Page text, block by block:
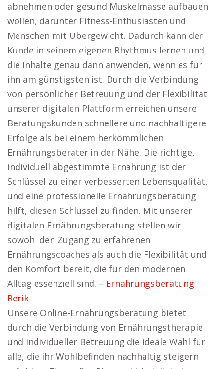
abnehmen oder gesund Muskelmasse aufbauen
wollen, darunter Fitness-Enthusiasten und
Menschen mit Übergewicht. Dadurch kann der
Kunde in seinem eigenen Rhythmus lernen und
die Inhalte genau dann anwenden, wenn es für
ihn am günstigsten ist. Durch die Verbindung
von persönlicher Betreuung und der Flexibilität
unserer digitalen Plattform erreichen unsere
Beratungskunden schnellere und nachhaltigere
Erfolge als bei einem herkömmlichen
Ernährungsberater in der Nähe. Die richtige,
individuell abgestimmte Ernährung ist der
Schlüssel zu einer verbesserten Lebensqualität,
und eine professionelle Ernährungsberatung
hilft, diesen Schlüssel zu finden. Mit unserer
digitalen Ernährungsberatung stellen wir
sowohl den Zugang zu erfahrenen
Ernährungscoaches als auch die Flexibilität und
den Komfort bereit, die für den modernen
Alltag essenziell sind. – Ernährungsberatung
Rerik
Unsere Online-Ernährungsberatung bietet
durch die Verbindung von Ernährungstherapie
und individueller Betreuung die ideale Wahl für
alle, die ihr Wohlbefinden nachhaltig steigern